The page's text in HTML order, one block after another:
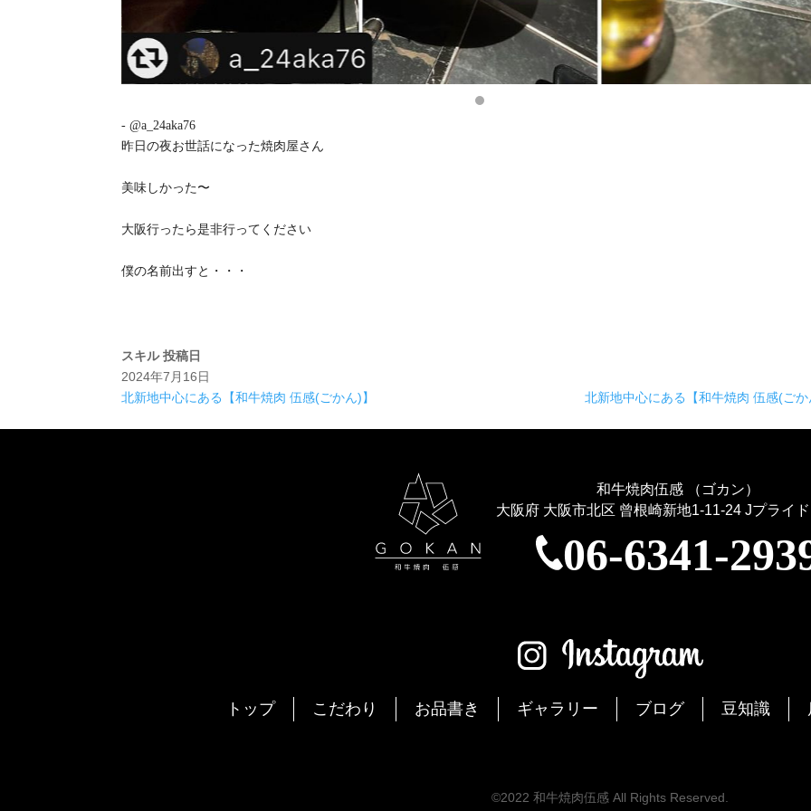
- @a_24aka76
昨日の夜お世話になった焼肉屋さん
美味しかった〜
大阪行ったら是非行ってください
僕の名前出すと・・・
スキル 投稿日
2024年7月16日
北新地中心にある【和牛焼肉 伍感(ごかん)】
北新地中心にある【和牛焼肉 伍感(ご
和牛焼肉伍感 （ゴカン）
大阪府 大阪市北区 曾根崎新地1-11-24Jプライ
06-6341-
トップ こだわり お品書き ギャラリー ブログ 豆知識
©2022 和牛焼肉伍感 All Rights Reserved.